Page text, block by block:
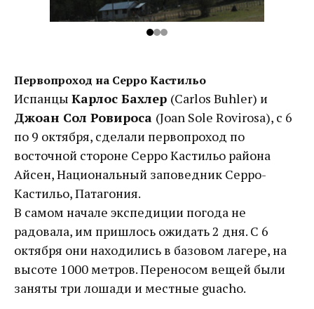
Первопроход на Серро Кастильо
Испанцы Карлос Бахлер (Carlos Buhler) и
Джоан Сол Ровироса (Joan Solе Rovirosa), с 6
по 9 октября, сделали первопроход по
восточной стороне Серро Кастильо района
Айсен, Национальный заповедник Серро-
Кастильо, Патагония.
В самом начале экспедиции погода не
радовала, им пришлось ожидать 2 дня. С 6
октября они находились в базовом лагере, на
высоте 1000 метров. Переносом вещей были
заняты три лошади и местные guacho.